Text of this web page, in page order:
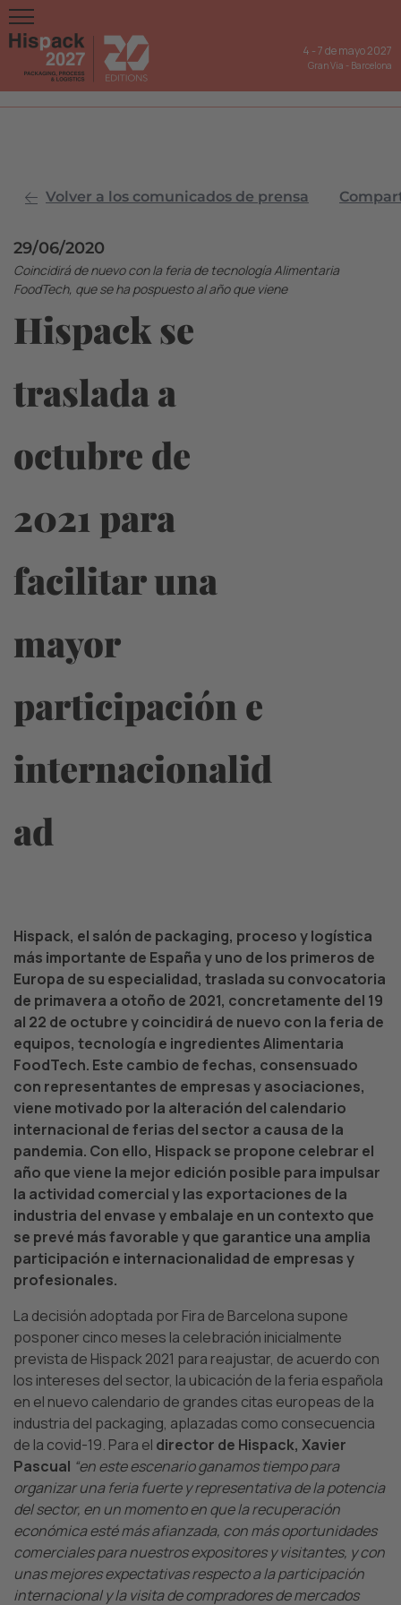
4 -7 de mayo 2027
Gran Via - Barcelona
Volver a los comunicados de prensa
29/06/2020
Coincidirá de nuevo con la feria de tecnología Alimentaria
FoodTech, que se ha pospuesto al año que viene
Hispack se
traslada a
octubre de
2021 para
facilitar una
mayor
participación e
internacionalid
ad
Hispack, el salón de packaging, proceso y logística
más importante de España y uno de los primeros de
Europa de su especialidad, traslada su convocatoria
de primavera a otoño de 2021, concretamente del 19
al 22 de octubre y coincidirá de nuevo con la feria de
equipos, tecnología e ingredientes Alimentaria
FoodTech. Este cambio de fechas, consensuado
con representantes de empresas y asociaciones,
viene motivado por la alteración del calendario
internacional de ferias del sector a causa de la
pandemia. Con ello, Hispack se propone celebrar el
año que viene la mejor edición posible para impulsar
la actividad comercial y las exportaciones de la
industria del envase y embalaje en un contexto que
se prevé más favorable y que garantice una amplia
participación e internacionalidad de empresas y
profesionales.
La decisión adoptada por Fira de Barcelona supone
posponer cinco meses la celebración inicialmente
prevista de Hispack 2021 para reajustar, de acuerdo con
los intereses del sector, la ubicación de la feria española
en el nuevo calendario de grandes citas europeas de la
industria del packaging, aplazadas como consecuencia
de la covid-19. Para el director de Hispack, Xavier
Pascual “en este escenario ganamos tiempo para
organizar una feria fuerte y representativa de la potencia
del sector, en un momento en que la recuperación
económica esté más afianzada, con más oportunidades
comerciales para nuestros expositores y visitantes, y con
unas mejores expectativas respecto a la participación
internacional y la visita de compradores de mercados